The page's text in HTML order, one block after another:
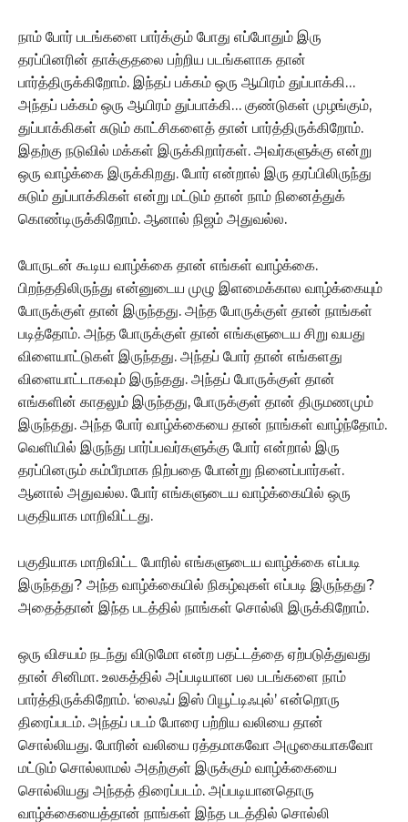
நாம் போர் படங்களை பார்க்கும் போது எப்போதும் இரு
தரப்பினரின் தாக்குதலை பற்றிய படங்களாக தான்
பார்த்திருக்கிறோம். இந்தப் பக்கம் ஒரு ஆயிரம் துப்பாக்கி…
அந்தப் பக்கம் ஒரு ஆயிரம் துப்பாக்கி… குண்டுகள் முழங்கும்,
துப்பாக்கிகள் சுடும் காட்சிகளைத் தான் பார்த்திருக்கிறோம்.
இதற்கு நடுவில் மக்கள் இருக்கிறார்கள். அவர்களுக்கு என்று
ஒரு வாழ்க்கை இருக்கிறது. போர் என்றால் இரு தரப்பிலிருந்து
சுடும் துப்பாக்கிகள் என்று மட்டும் தான் நாம் நினைத்துக்
கொண்டிருக்கிறோம். ஆனால் நிஜம் அதுவல்ல.
போருடன் கூடிய வாழ்க்கை தான் எங்கள் வாழ்க்கை.
பிறந்ததிலிருந்து என்னுடைய முழு இளமைக்கால வாழ்க்கையும்
போருக்குள் தான் இருந்தது. அந்த போருக்குள் தான் நாங்கள்
படித்தோம். அந்த போருக்குள் தான் எங்களுடைய சிறு வயது
விளையாட்டுகள் இருந்தது. அந்தப் போர் தான் எங்களது
விளையாட்டாகவும் இருந்தது. அந்தப் போருக்குள் தான்
எங்களின் காதலும் இருந்தது, போருக்குள் தான் திருமணமும்
இருந்தது. அந்த போர் வாழ்க்கையை தான் நாங்கள் வாழ்ந்தோம்.
வெளியில் இருந்து பார்ப்பவர்களுக்கு போர் என்றால் இரு
தரப்பினரும் கம்பீரமாக நிற்பதை போன்று நினைப்பார்கள்.
ஆனால் அதுவல்ல. போர் எங்களுடைய வாழ்க்கையில் ஒரு
பகுதியாக மாறிவிட்டது.
பகுதியாக மாறிவிட்ட போரில் எங்களுடைய வாழ்க்கை எப்படி
இருந்தது? அந்த வாழ்க்கையில் நிகழ்வுகள் எப்படி இருந்தது?
அதைத்தான் இந்த படத்தில் நாங்கள் சொல்லி இருக்கிறோம்.
ஒரு விசயம் நடந்து விடுமோ என்ற பதட்டத்தை ஏற்படுத்துவது
தான் சினிமா. உலகத்தில் அப்படியான பல படங்களை நாம்
பார்த்திருக்கிறோம். ‘லைஃப் இஸ் பியூட்டிஃபுல்’ என்றொரு
திரைப்படம். அந்தப் படம் போரை பற்றிய வலியை தான்
சொல்லியது. போரின் வலியை ரத்தமாகவோ அழுகையாகவோ
மட்டும் சொல்லாமல் அதற்குள் இருக்கும் வாழ்க்கையை
சொல்லியது அந்தத் திரைப்படம். அப்படியானதொரு
வாழ்க்கையைத்தான் நாங்கள் இந்த படத்தில் சொல்லி